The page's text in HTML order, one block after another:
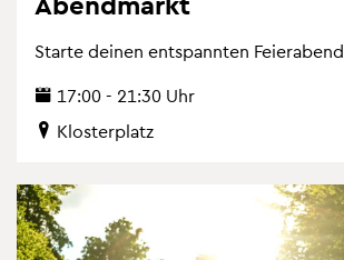
Star­te dei­nen ent­spann­ten Fei­er­abend
17:00 - 21:30 Uhr
Klos­ter­platz